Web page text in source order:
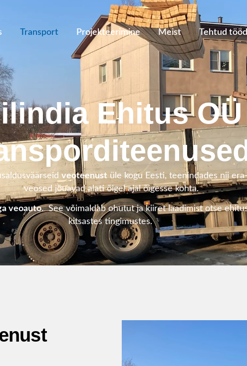
Transport Projekteerimine Meist Tehtud tööd
Ehitus OÜ
veoteenust üle kogu Eesti, teenindades nii
veosed jõuavad alati õigel ajal õigesse kohta.
veoauto.See võimaldab ohutut ja kiiret laadimist otse
kitsastes tingimustes.